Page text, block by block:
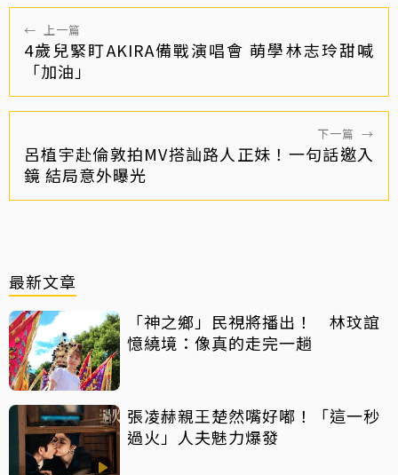
← 上一篇
4歲兒緊盯AKIRA備戰演唱會 萌學林志玲甜喊
「加油」
下一篇 →
呂植宇赴倫敦拍MV搭訕路人正妹！一句話邀入
鏡 結局意外曝光
最新文章
「神之鄉」民視將播出！ 林玟誼
憶繞境：像真的走完一趟
張凌赫親王楚然嘴好嘟！「這一秒
過火」人夫魅力爆發